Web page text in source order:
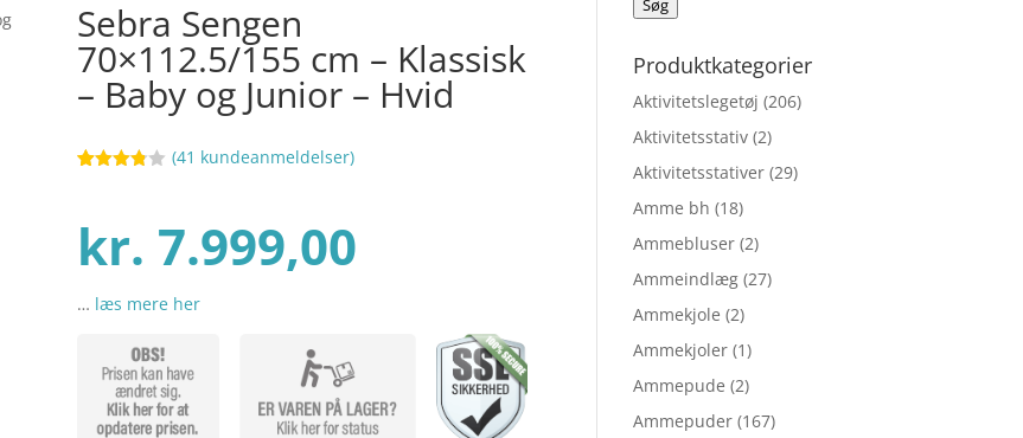
Sebra Sengen
70×112.5/155 cm – Klassisk
– Baby og Junior – Hvid
5
baseret
på
ømmels
er
(41 kundeanmeldelser)
kr. 7.999,00
… læs mere her
Søg
Produktkategorier
Aktivitetslegetøj (206)
Aktivitetsstativ (2)
Aktivitetsstativer (29)
Amme bh (18)
Ammebluser (2)
Ammeindlæg (27)
Ammekjole (2)
Ammekjoler (1)
Ammepude (2)
Ammepuder (167)